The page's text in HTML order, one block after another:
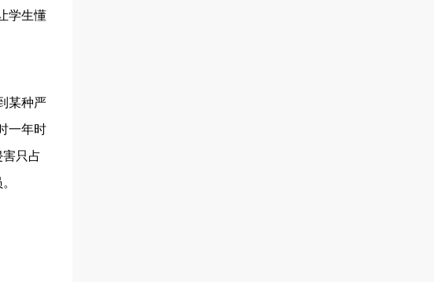
学生懂
某种严
一年时
只占